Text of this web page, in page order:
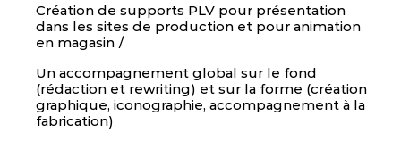
Création de supports PLV pour présentation
dans les sites de production et pour animation
en magasin
Un accompagnement global sur le fond
(rédaction et rewriting) et sur la forme (création
graphique, iconographie, accompagnement à la
fabrication)